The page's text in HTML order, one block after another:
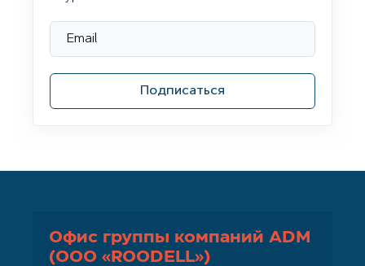
Подписаться
Офис группы компаний ADM
(ООО «ROODELL»)